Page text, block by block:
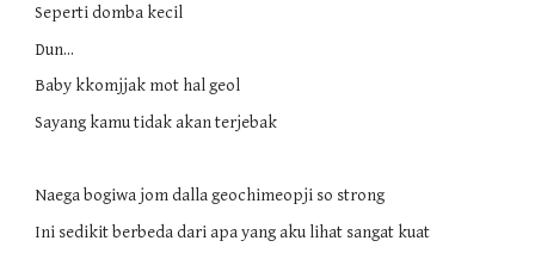
Seperti domba kecil
Dun...
Baby kkomjjak mot hal geol
Sayang kamu tidak akan terjebak
Naega bogiwa jom dalla geochimeopji so strong
Ini sedikit berbeda dari apa yang aku lihat sangat kuat